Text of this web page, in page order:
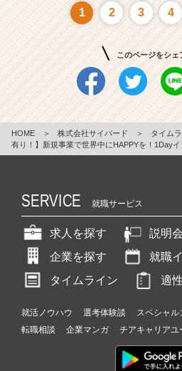
1 2 3 4
このページをシェ
HOME ＞ 株式会社サイバード ＞ タイム
有り！】新規事業で世界中にHAPPYを！1Dayイ
SERVICE 就職サービス
求人を探す
説明
企業を探す
就職
タイムライン
適
就活ノウハウ 選考体験談 スペシャル
転職相談
企業マンガ チアキャリアユ